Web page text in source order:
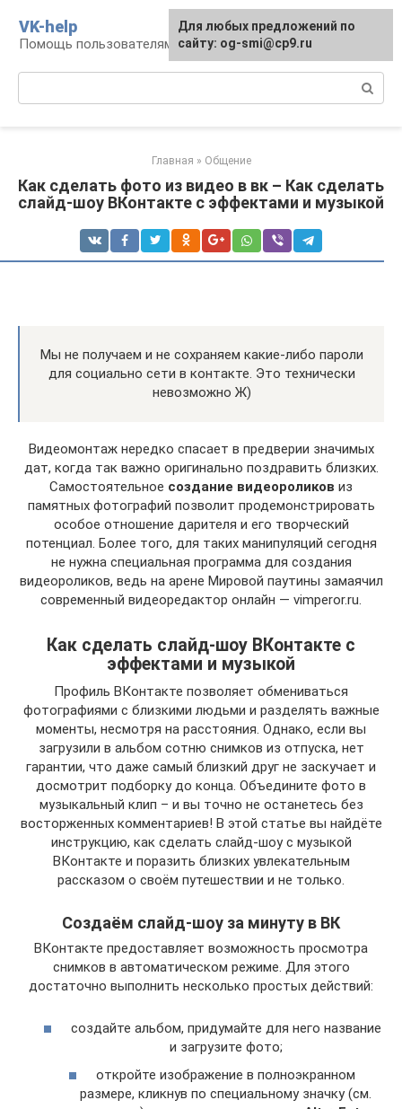
контенту
VK-help
Помощь пользователям соцсети ВКонтакте
Главная » Общение
Как сделать фото из видео в вк – Как сделать
слайд-шоу ВКонтакте с эффектами и музыкой
Мы не получаем и не сохраняем какие-либо пароли
для социально сети в контакте. Это технически
невозможно Ж)
Видеомонтаж нередко спасает в предверии значимых
дат, когда так важно оригинально поздравить близких.
Самостоятельное создание видеороликов из
памятных фотографий позволит продемонстрировать
особое отношение дарителя и его творческий
потенциал. Более того, для таких манипуляций сегодня
не нужна специальная программа для создания
видеороликов, ведь на арене Мировой паутины замаячил
современный видеоредактор онлайн — vimperor.ru.
Как сделать слайд-шоу ВКонтакте с
эффектами и музыкой
Профиль ВКонтакте позволяет обмениваться
фотографиями с близкими людьми и разделять важные
моменты, несмотря на расстояния. Однако, если вы
загрузили в альбом сотню снимков из отпуска, нет
гарантии, что даже самый близкий друг не заскучает и
досмотрит подборку до конца. Объедините фото в
музыкальный клип – и вы точно не останетесь без
восторженных комментариев! В этой статье вы найдёте
инструкцию, как сделать слайд-шоу с музыкой
ВКонтакте и поразить близких увлекательным
рассказом о своём путешествии и не только.
Создаём слайд-шоу за минуту в ВК
ВКонтакте предоставляет возможность просмотра
снимков в автоматическом режиме. Для этого
достаточно выполнить несколько простых действий:
создайте альбом, придумайте для него название
и загрузите фото;
откройте изображение в полноэкранном
размере, кликнув по специальному значку (см.
Для любых предложений по
сайту: og-smi@cp9.ru